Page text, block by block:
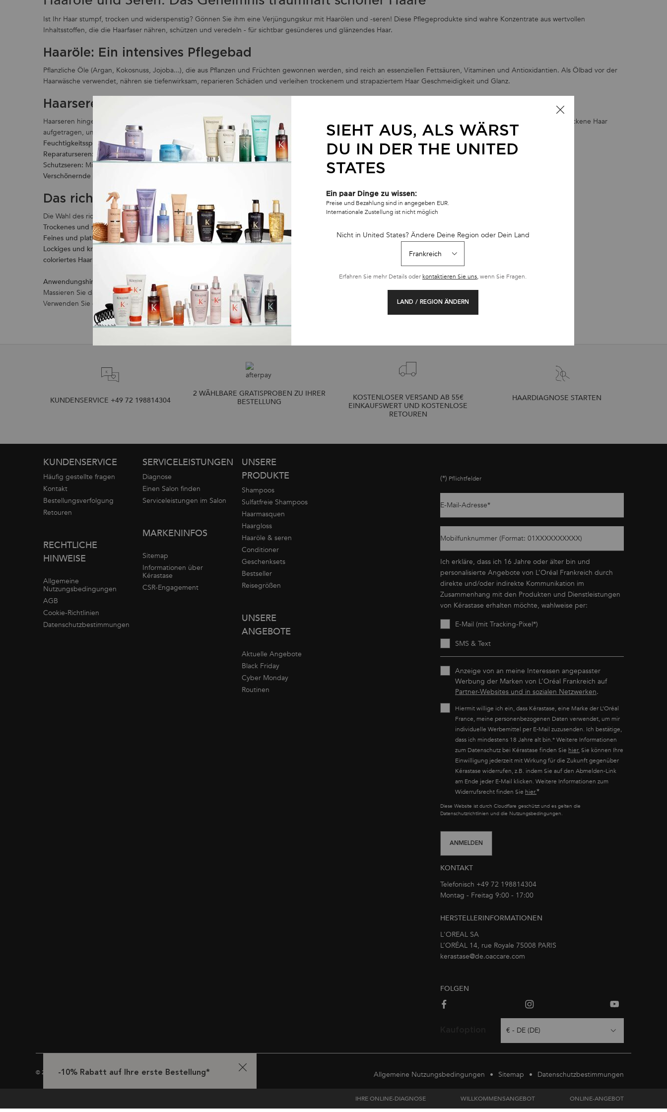
Ist Ihr Haar stumpf, trocken und widerspenstig? Gönnen Sie ihm eine Verjüngungskur mit Haarölen und -seren! Diese Pflegeprodukte sind wahre Konzentrate aus wertvollen
Inhaltsstoffen, die die Haarfaser nähren, schützen und veredeln - für sichtbar gesünderes und glänzendes Haar.
Haaröle: Ein intensives Pflegebad
Pflanzliche Öle (Argan, Kokosnuss, Jojoba...), die aus Pflanzen und Früchten gewonnen werden, sind reich an essenziellen Fettsäuren, Vitaminen und Antioxidantien. Als Ölbad vor der
Haarwäsche verwendet, nähren sie tiefenwirksam, reparieren Schäden und verleihen trockenem und strapaziertem Haar Geschmeidigkeit und Glanz.
Haarseren: Gezielte Lösungen für jedes Bedürfnis
Haarseren hingegen sind leichtere Pflegeprodukte mit einer hohen Konzentration an spezifischen Wirkstoffen. Sie werden nach der Haarwäsche auf das feuchte oder trockene Haar
aufgetragen, um gezielt auf die Bedürfnisse der Haare einzugehen:
Feuchtigkeitsspendende Seren: Mit Hyaluronsäure oder Aloe Vera sorgen sie für intensive Feuchtigkeit und bekämpfen Frizz.
Reparaturseren: Reich an Keratin oder Seidenproteinen, reparieren sie Spliss und geschädigtes Haar.
Schutzseren: Mit UV-Filtern schützen sie die Haarfaser vor äußeren Einflüssen (Sonne, Umweltverschmutzung, Hitze).
Verschönernde Seren:
Sie verleihen sofortigen Glanz und Geschmeidigkeit und erleichtern das Styling.
Das richtige Öl oder Serum für Ihren Haartyp finden
Die Wahl des richtigen Öls oder Serums hängt von Ihrem Haartyp und Ihren individuellen Bedürfnissen ab:
Trockenes und strapaziertes Haar:Greifen Sie zu reichhaltigen Ölen wie Argan-, Avocado- oder Kokosöl und zu Reparaturseren mit Keratin.
Feines und plattes Haar:Wählen Sie leichte Öle wie Jojoba- oder Macadamiaöl und volumengebende Seren.
Lockiges und krauses Haar:
coloriertes Haar:
Anwendungshinweise:
Tragen Sie eine kleine Menge Öl oder Serum auf die Längen und Spitzen auf.
Massieren Sie das Produkt sanft ein. Seren nicht ausspülen, es sei denn, es ist anders angegeben.
Verwenden Sie das Öl als Ölbad vor der Haarwäsche oder als tägliche Pflege auf trockenem Haar.
KUNDENSERVICE +49 72 198814304
2 WÄHLBARE GRATISPROBEN ZU IHRER
BESTELLUNG
KOSTENLOSER VERSAND AB 55€
EINKAUFSWERT UND KOSTENLOSE
RETOUREN
HAARDIAGNOSE STARTEN
KUNDENSERVICE
Häufig gestellte fragen
Kontakt
Bestellungsverfolgung
Retouren
RECHTLICHE
HINWEISE
Allgemeine
Nutzungsbedingungen
AGB
Cookie-Richtlinien
Datenschutzbestimmungen
SERVICELEISTUNGEN
Diagnose
Einen Salon finden
Serviceleistungen im Salon
MARKENINFOS
Sitemap
Informationen über
Kérastase
CSR-Engagement
UNSERE
PRODUKTE
Shampoos
Sulfatfreie Shampoos
Haarmasquen
Haargloss
Haaröle & seren
Conditioner
Geschenksets
Bestseller
Reisegrößen
UNSERE
ANGEBOTE
Aktuelle Angebote
Black Friday
Cyber Monday
Routinen
(*) Pflichtfelder
E-Mail-Adresse*
Mobilfunknummer (Format: 01XXXXXXXXXX)
Ich erkläre, dass ich 16 Jahre oder älter bin und
personalisierte Angebote von L’Oréal Frankreich durch
direkte und/oder indirekte Kommunikation im
Zusammenhang mit den Produkten und Dienstleistungen
von Kérastase erhalten möchte, wahlweise per:
E-Mail (mit Tracking-Pixel*)
SMS & Text
Anzeige von an meine Interessen angepasster
Werbung der Marken von L’Oréal Frankreich auf
Partner-Websites und in sozialen Netzwerken.
Hiermit willige ich ein, dass Kérastase, eine Marke der L’Oréal
France, meine personenbezogenen Daten verwendet, um mir
individuelle Werbemittel per E-Mail zuzusenden. Ich bestätige,
dass ich mindestens 18 Jahre alt bin.* Weitere Informationen
zum Datenschutz bei Kérastase finden Sie hier. Sie können Ihre
Einwilligung jederzeit mit Wirkung für die Zukunft gegenüber
Kérastase widerrufen, z.B. indem Sie auf den Abmelden-Link
am Ende jeder E-Mail klicken. Weitere Informationen zum
Widerrufsrecht finden Sie hier.*
Diese Website ist durch Cloudflare geschützt und es gelten die
Datenschutzrichtlinien und die Nutzungsbedingungen.
ANMELDEN
KONTAKT
Telefonisch +49 72 198814304
Montag - Freitag 9:00 - 17:00
HERSTELLERINFORMATIONEN
L'OREAL SA
L’ORÉAL 14, rue Royale 75008 PARIS
kerastase@de.oaccare.com
FOLGEN
€ - DE (DE)
© 2024 Kérastase Allgemeine Nutzungsbedingungen Sitemap Datenschutzbestimmungen
-10% Rabatt auf Ihre erste Bestellung*
IHRE ONLINE-DIAGNOSE WILLKOMMENSANGEBOT ONLINE-ANGEBOT
SIEHT AUS, ALS WÄRST
DU IN DER THE UNITED
STATES
Ein paar Dinge zu wissen:
Preise und Bezahlung sind in angegeben EUR.
Internationale Zustellung ist nicht möglich
Nicht in United States? Ändere Deine Region oder Dein Land
Erfahren Sie mehr Details oderkontaktieren Sie uns,wenn Sie Fragen.
LAND / REGION ÄNDERN